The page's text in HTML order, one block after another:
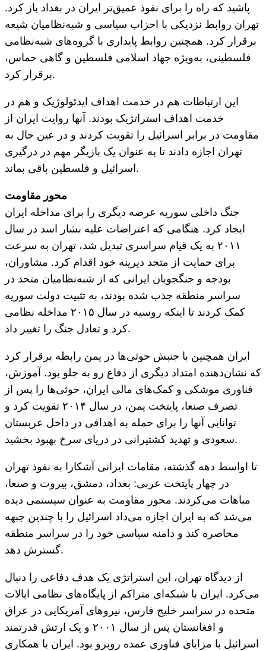
پاشید که راه را برای نفوذ عمیق‌تر ایران در بغداد باز کرد.
تهران روابط نزدیکی با احزاب سیاسی و شبه‌نظامیان شیعه
برقرار کرد. همچنین روابط پایداری با گروه‌های شبه‌نظامی
فلسطینی، به‌ویژه جهاد اسلامی فلسطین و گاهی حماس،
برقرار کرد.
این ارتباطات هم در خدمت اهداف ایدئولوژیک و هم در
خدمت اهداف استراتژیک بودند. آنها روایت ایران از
مقاومت در برابر اسرائیل را تقویت کردند و در عین حال به
تهران اجازه دادند تا به عنوان یک بازیگر مهم در درگیری
اسرائیل و فلسطین باقی بماند.
محور مقاومت
جنگ داخلی سوریه عرصه دیگری را برای مداخله ایران
ایجاد کرد. هنگامی که اعتراضات علیه بشار اسد در سال
۲۰۱۱ به یک قیام سراسری تبدیل شد، تهران به سرعت
برای حمایت از متحد دیرینه خود اقدام کرد. مشاوران،
بودجه و جنگجویان ایرانی که از شبه‌نظامیان متحد در
سراسر منطقه جذب شده بودند، به تثبیت دولت سوریه
کمک کردند تا اینکه روسیه در سال ۲۰۱۵ مداخله نظامی
کرد و تعادل جنگ را تغییر داد.
ایران همچنین با جنبش حوثی‌ها در یمن رابطه برقرار کرد
که نشان‌دهنده امتداد دیگری از دفاع رو به جلو بود. آموزش،
فناوری موشکی و کمک‌های مالی ایران، حوثی‌ها را پس از
تصرف صنعا، پایتخت یمن، در سال ۲۰۱۴ تقویت کرد و
توانایی آنها را برای حمله به اهدافی در داخل عربستان
سعودی و تهدید کشتیرانی در دریای سرخ بهبود بخشید.
تا اواسط دهه گذشته، مقامات ایرانی آشکارا به نفوذ تهران
در چهار پایتخت عربی: بغداد، دمشق، بیروت و صنعا،
مباهات می‌کردند. محور مقاومت به عنوان سیستمی دیده
می‌شد که به ایران اجازه می‌داد اسرائیل را با چندین جبهه
محاصره کند و دامنه سیاسی خود را در سراسر منطقه
گسترش دهد.
از دیدگاه تهران، این استراتژی یک هدف دفاعی را دنبال
می‌کرد. ایران با شبکه‌ای متراکم از پایگاه‌های نظامی ایالات
متحده در سراسر خلیج فارس، نیروهای آمریکایی در عراق
و افغانستان پس از سال ۲۰۰۱ و یک ارتش قدرتمند
اسرائیل با مزایای فناوری عمده روبرو بود. ایران با همکاری